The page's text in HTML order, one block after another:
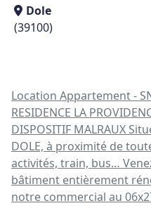
Dole
(39100)
Location Appartement -
RESIDENCE LA
DISPOSITIF MALRAUX
DOLE, à proximité de
activités, train, bus…
bâtiment entièrement
notre commercial au